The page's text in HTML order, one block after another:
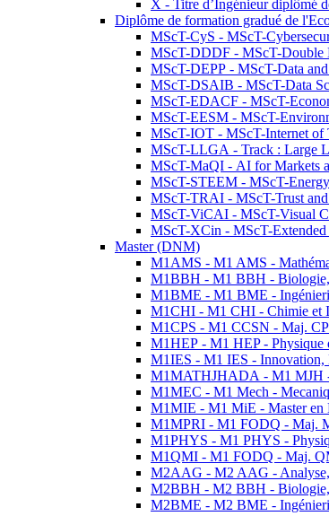
X - Titre d’Ingénieur diplômé
Diplôme de formation gradué de
MScT-CyS - MScT-
MScT-DDDF - MScT-Double
MScT-DEPP - MScT-Data
MScT-DSAIB - MScT-Data
MScT-EDACF - MScT-
MScT-EESM - MScT-
MScT-IOT - MScT-Internet of
MScT-LLGA - Track : Large
MScT-MaQI - AI for Markets
MScT-STEEM - MScT-
MScT-TRAI - MScT-Trust
MScT-ViCAI - MScT-Visual
MScT-XCin - MScT-
Master (DNM)
M1AMS - M1 AMS -
M1BBH - M1 BBH - Biologie,
M1BME - M1 BME -
M1CHI - M1 CHI - Chimie et
M1CPS - M1 CCSN - Maj.
M1HEP - M1 HEP - Physique
M1IES - M1 IES - Innovation,
M1MATHJHADA - M1 MJH -
M1MEC - M1 Mech -
M1MIE - M1 MiE - Master en
M1MPRI - M1 FODQ - Maj.
M1PHYS - M1 PHYS -
M1QMI - M1 FODQ - Maj.
M2AAG - M2 AAG -
M2BBH - M2 BBH - Biologie,
M2BME - M2 BME -